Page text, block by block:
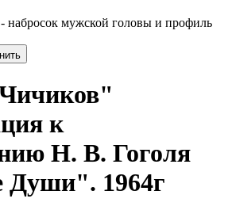
набросок мужской головы и профиль
к
Н. В. Гоголя
1964г